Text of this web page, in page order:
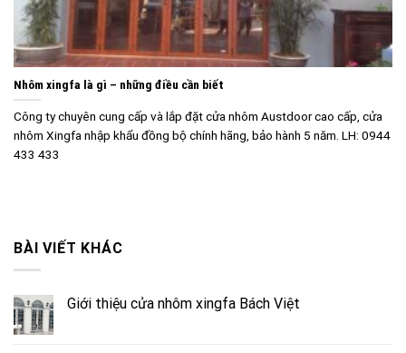
Nhôm xingfa là gì – những điều cần biết
Công ty chuyên cung cấp và lắp đặt cửa nhôm Austdoor cao cấp, cửa
nhôm Xingfa nhập khẩu đồng bộ chính hãng, bảo hành 5 năm. LH: 0944
433 433
BÀI VIẾT KHÁC
Giới thiệu cửa nhôm xingfa Bách Việt